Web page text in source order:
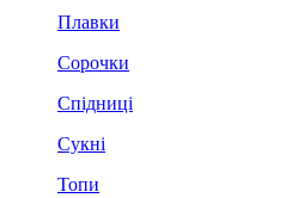
Плавки
Сорочки
Спідниці
Сукні
Топи